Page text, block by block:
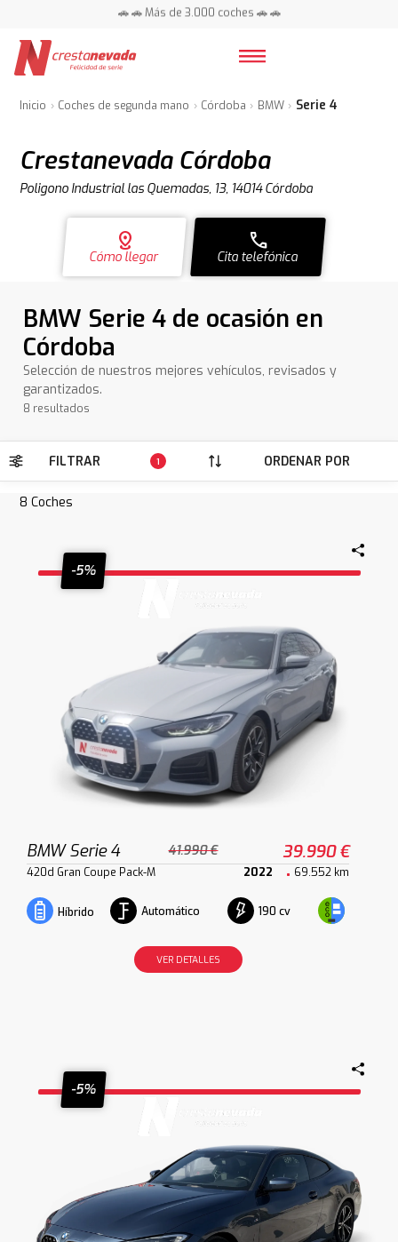
🚗 🚗 Más de 3.000 coches 🚗 🚗
Inicio Coches de segunda mano Córdoba BMW Serie 4
Crestanevada Córdoba
Poligono Industrial las Quemadas, 13, 14014 Córdoba
distance
Cómo llegar
call
Cita telefónica
BMW Serie 4 de ocasión en
Córdoba
Selección de nuestros mejores vehículos, revisados y
garantizados.
8 resultados
FILTRAR 1 ORDENAR POR
8 Coches
-5%
BMW Serie 4 41.990 € 39.990 €
420d Gran Coupe Pack-M 2022 69.552 km
Híbrido Automático 190 cv
VER DETALLES
-5%